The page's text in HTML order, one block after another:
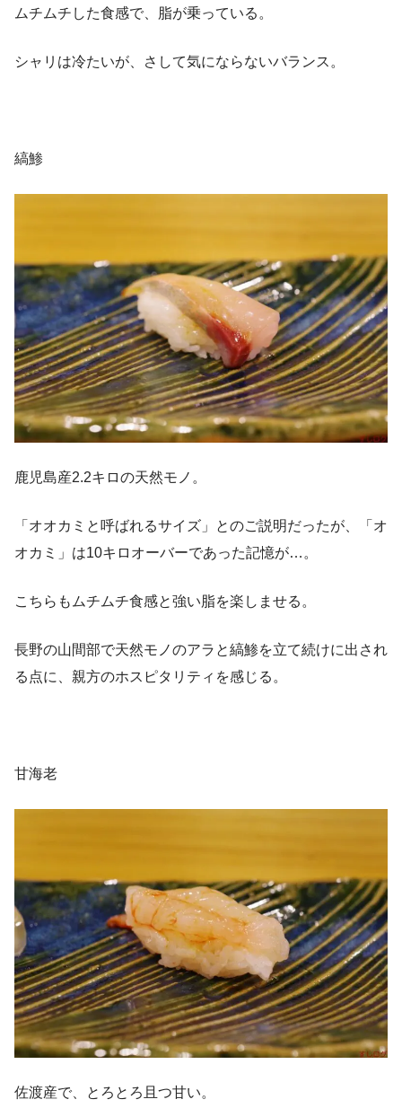
ムチムチした食感で、脂が乗っている。
シャリは冷たいが、さして気にならないバランス。
縞鯵
鹿児島産2.2キロの天然モノ。
「オオカミと呼ばれるサイズ」とのご説明だったが、「オ
オカミ」は10キロオーバーであった記憶が…。
こちらもムチムチ食感と強い脂を楽しませる。
長野の山間部で天然モノのアラと縞鯵を立て続けに出され
る点に、親方のホスピタリティを感じる。
甘海老
佐渡産で、とろとろ且つ甘い。